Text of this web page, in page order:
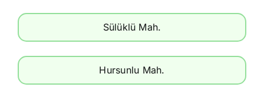
Sülüklü Mah.
Hursunlu Mah.